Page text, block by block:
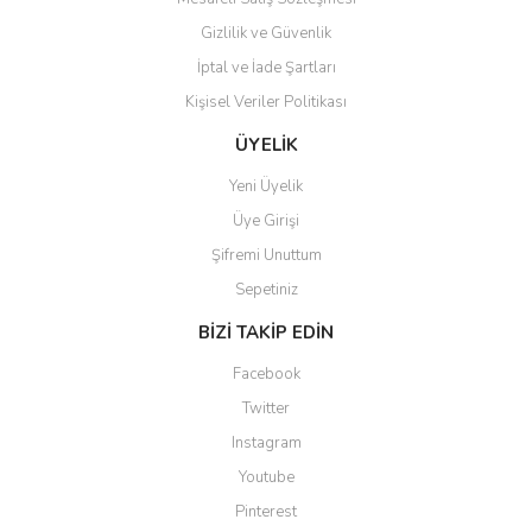
Gönder
Gizlilik ve Güvenlik
İptal ve İade Şartları
Kişisel Veriler Politikası
ÜYELİK
Yeni Üyelik
Üye Girişi
Şifremi Unuttum
Sepetiniz
BİZİ TAKİP EDİN
Facebook
Twitter
Instagram
Youtube
Pinterest